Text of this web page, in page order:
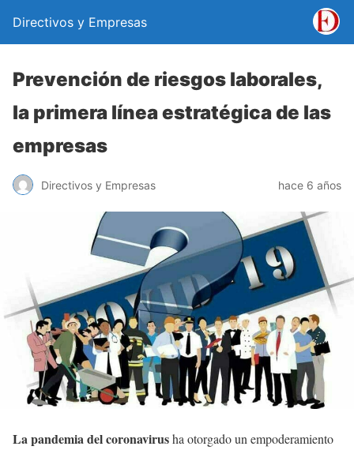
Directivos y Empresas
Prevención de riesgos laborales,
la primera línea estratégica de las
empresas
Directivos y Empresas hace 6 años
La pandemia del coronavirusha otorgado un empoderamiento